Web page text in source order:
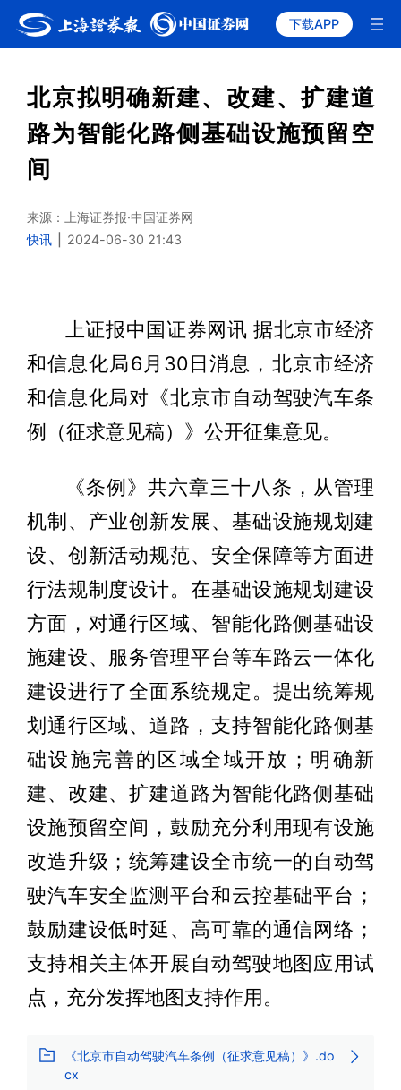
下载APP
北京拟明确新建、改建、扩建道
路为智能化路侧基础设施预留空
间
来源：上海证券报·中国证券网
快讯
2024-06-30 21:43
上证报中国证券网讯 据北京市经济
和信息化局6月30日消息，北京市经济
和信息化局对《北京市自动驾驶汽车条
例（征求意见稿）》公开征集意见。
《条例》共六章三十八条，从管理
机制、产业创新发展、基础设施规划建
设、创新活动规范、安全保障等方面进
行法规制度设计。在基础设施规划建设
方面，对通行区域、智能化路侧基础设
施建设、服务管理平台等车路云一体化
建设进行了全面系统规定。提出统筹规
划通行区域、道路，支持智能化路侧基
础设施完善的区域全域开放；明确新
建、改建、扩建道路为智能化路侧基础
设施预留空间，鼓励充分利用现有设施
改造升级；统筹建设全市统一的自动驾
驶汽车安全监测平台和云控基础平台；
鼓励建设低时延、高可靠的通信网络；
支持相关主体开展自动驾驶地图应用试
点，充分发挥地图支持作用。
《北京市自动驾驶汽车条例（征求意见稿）》.do
cx